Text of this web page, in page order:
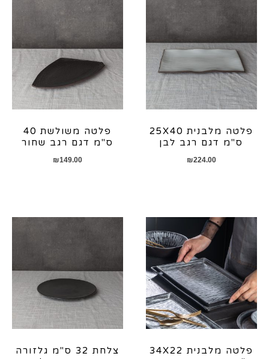
פלטה מלבנית 25X40
ס"מ דגם רגב לבן
₪224.00
פלטה משולשת 40
ס"מ דגם רגב שחור
₪149.00
פלטה מלבנית 34X22
צלחת 32 ס"מ גלזורה